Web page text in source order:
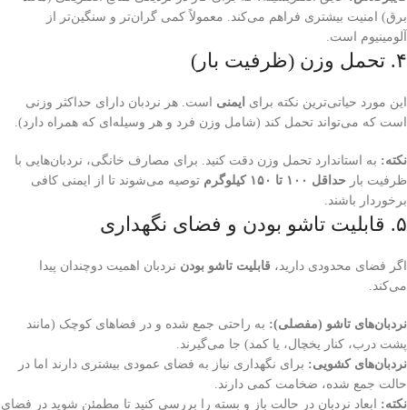
برق) امنیت بیشتری فراهم می‌کند. معمولاً کمی گران‌تر و سنگین‌تر از
آلومینیوم است.
۴. تحمل وزن (ظرفیت بار)
این مورد حیاتی‌ترین نکته برای ایمنی است. هر نردبان دارای حداکثر وزنی
است که می‌تواند تحمل کند (شامل وزن فرد و هر وسیله‌ای که همراه دارد).
نکته: به استاندارد تحمل وزن دقت کنید. برای مصارف خانگی، نردبان‌هایی با
ظرفیت بار حداقل ۱۰۰ تا ۱۵۰ کیلوگرم
توصیه می‌شوند تا از ایمنی کافی
برخوردار باشند.
۵. قابلیت تاشو بودن و فضای نگهداری
اگر فضای محدودی دارید، قابلیت تاشو بودن نردبان اهمیت دوچندان پیدا
می‌کند.
نردبان‌های تاشو (مفصلی): به راحتی جمع شده و در فضاهای کوچک (مانند
پشت درب، کنار یخچال، یا کمد) جا می‌گیرند.
نردبان‌های کشویی: برای نگهداری نیاز به فضای عمودی بیشتری دارند اما در
حالت جمع شده، ضخامت کمی دارند.
نکته: ابعاد نردبان در حالت باز و بسته را بررسی کنید تا مطمئن شوید در فضای